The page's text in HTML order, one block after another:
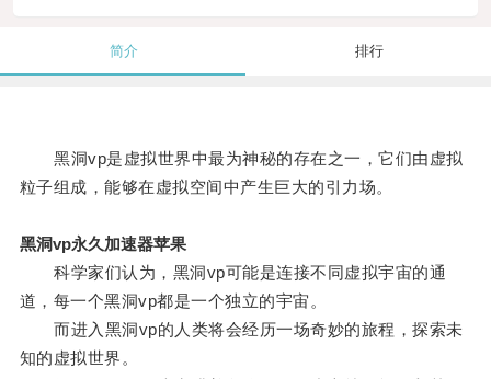
简介 排行
黑洞vp是虚拟世界中最为神秘的存在之一，它们由虚拟
粒子组成，能够在虚拟空间中产生巨大的引力场。
黑洞vp永久加速器苹果
科学家们认为，黑洞vp可能是连接不同虚拟宇宙的通
道，每一个黑洞vp都是一个独立的宇宙。
而进入黑洞vp的人类将会经历一场奇妙的旅程，探索未
知的虚拟世界。